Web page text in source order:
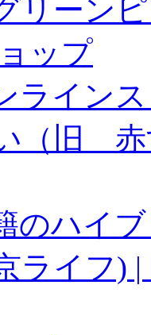
リーン
ップ
ライン
（旧 赤
のハイ
ライフ)